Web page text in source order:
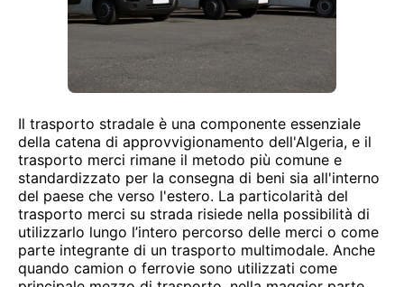
Il trasporto stradale è una componente essenziale
della catena di approvvigionamento dell'Algeria, e il
trasporto merci rimane il metodo più comune e
standardizzato per la consegna di beni sia all'interno
del paese che verso l'estero. La particolarità del
trasporto merci su strada risiede nella possibilità di
utilizzarlo lungo l’intero percorso delle merci o come
parte integrante di un trasporto multimodale. Anche
quando camion o ferrovie sono utilizzati come